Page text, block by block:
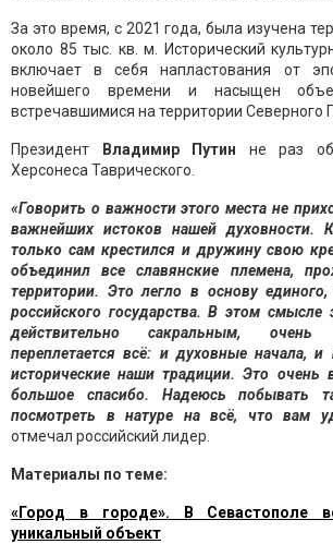
За это время, с 2021 года, была изучена
около 85 тыс. кв. м. Исторический
включает в себя напластования от
новейшего времени и насыщен
встречавшимися на территории Северного
Президент Владимир Путин не раз
Херсонеса Таврического.
«Говорить о важности этого места не
важнейших истоков нашей духовности.
только сам крестился и дружину свою
объединил все славянские племена,
территории. Это легло в основу единого,
российского государства. В этом смысле
действительно сакральным,
переплетается всё: и духовные начала, и
исторические наши традиции. Это очень
большое спасибо. Надеюсь
посмотреть в натуре на всё, что вам
отмечал российский лидер.
Материалы по теме:
«Город в городе». В Севастополе
уникальный объект